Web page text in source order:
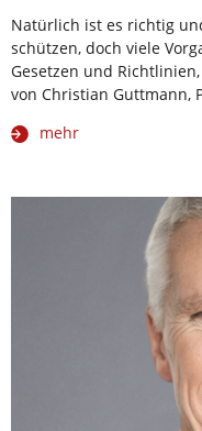
Natürlich ist es richtig
schützen, doch viele
Gesetzen und
von Christian Guttmann,
mehr